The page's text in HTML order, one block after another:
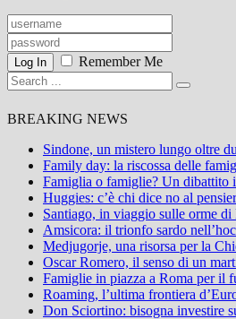
Log In Remember Me
BREAKING NEWS
Sindone, un mistero lungo oltre
Family day: la riscossa delle
Famiglia o famiglie? Un dibattito
Huggies: c’è chi dice no al
Santiago, in viaggio sulle orme di
Amsicora: il trionfo sardo
Medjugorje, una risorsa per la
Oscar Romero, il senso di un
Famiglie in piazza a Roma per il
Roaming, l’ultima frontiera
Don Sciortino: bisogna investire